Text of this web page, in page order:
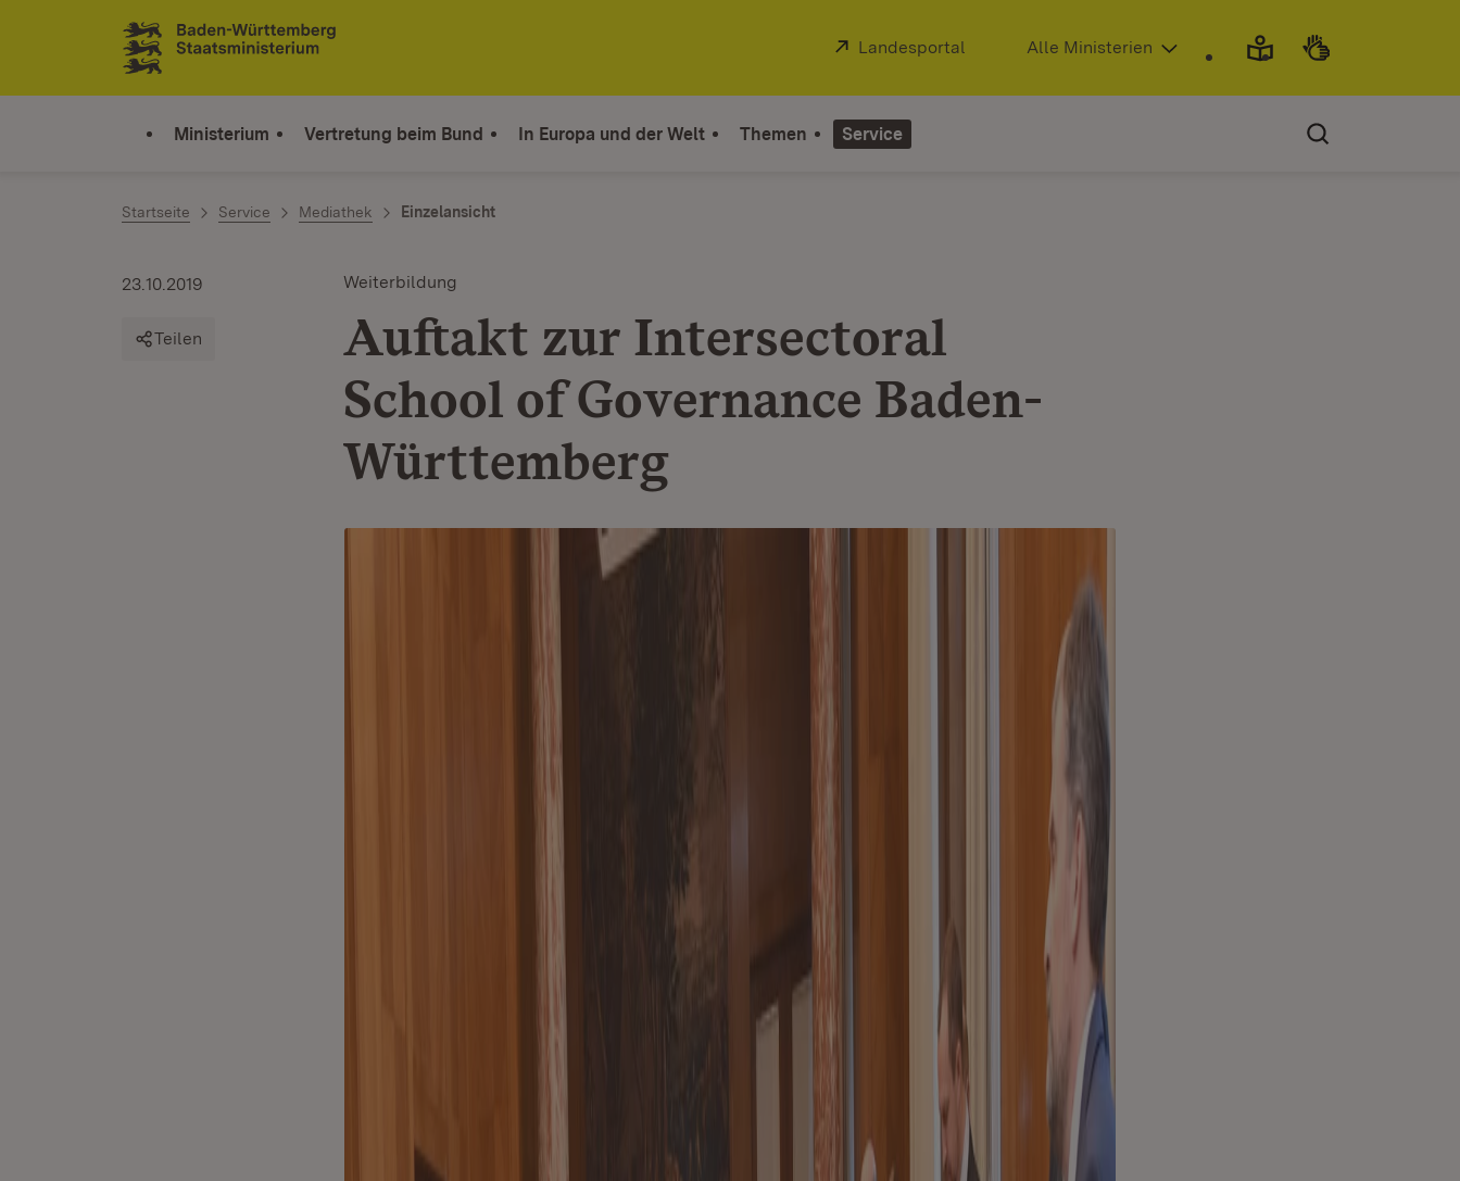
Zum Inhalt springen
Link zur Startseite
Extern:
Landesportal (Öffnet in neuem Fenster)
Alle Ministerien
Ministerium Vertretung beim Bund In Europa und der Welt Themen Service
Startseite Service Mediathek Einzelansicht
Weiterbildung
Auftakt zur Intersectoral
School of Governance Baden-
Württemberg
23.10.2019
Teilen